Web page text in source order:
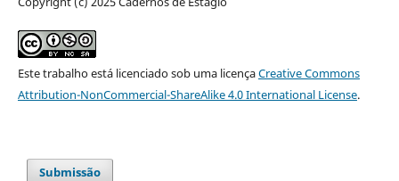
Este trabalho está licenciado sob uma licençaCreative Commons
Attribution-NonCommercial-ShareAlike 4.0 International License.
Submissão